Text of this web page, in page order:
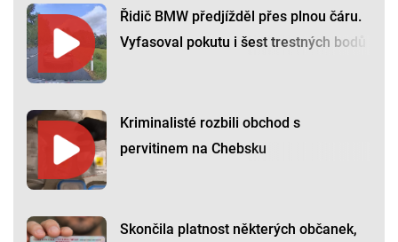
Řidič BMW předjížděl přes plnou čáru.
Vyfasoval pokutu i šest trestných bodů
Kriminalisté rozbili obchod s
pervitinem na Chebsku
Skončila platnost některých občanek,